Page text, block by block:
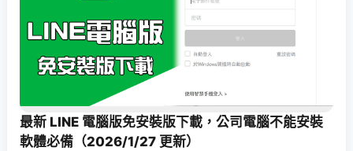
最新 LINE 電腦版免安裝版下載，公司電腦不能安裝
軟體必備（2026/1/27 更新）